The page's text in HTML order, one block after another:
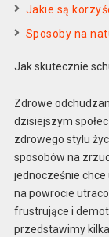
Jakie są
Sposoby na
Jak skutecznie
Zdrowe
dzisiejszym
zdrowego stylu
sposobów na
jednocześnie
na powrocie
frustrujące i
przedstawimy